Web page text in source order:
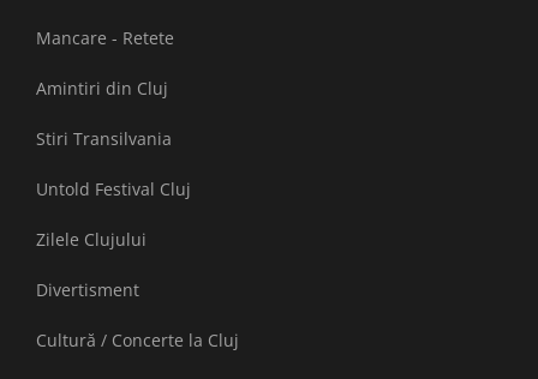
Mancare - Retete
Amintiri din Cluj
Stiri Transilvania
Untold Festival Cluj
Zilele Clujului
Divertisment
Cultură / Concerte la Cluj